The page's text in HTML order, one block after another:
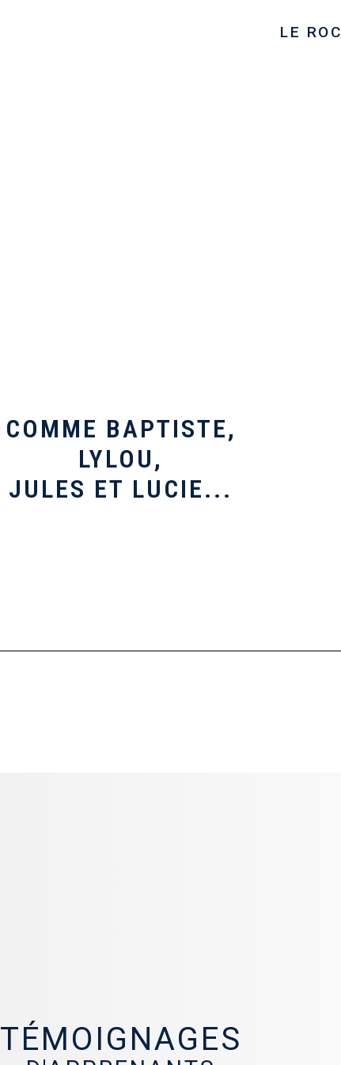
LE ROC
COMME BAPTISTE,
LYLOU,
JULES ET LUCIE...
TÉMOIGNAGES